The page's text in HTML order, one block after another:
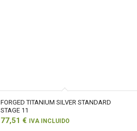
FORGED TITANIUM SILVER STANDARD
STAGE 11
77,51 € IVA INCLUIDO